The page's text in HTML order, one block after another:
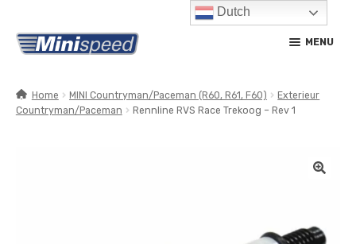
Ga
door
navigatie
Ga
naar
inhoud
MENU
Home MINI Countryman/Paceman (R60, R61, F60)
Exterieur
Countryman/Paceman
Rennline RVS Race Trekoog – Rev 1
Dutch